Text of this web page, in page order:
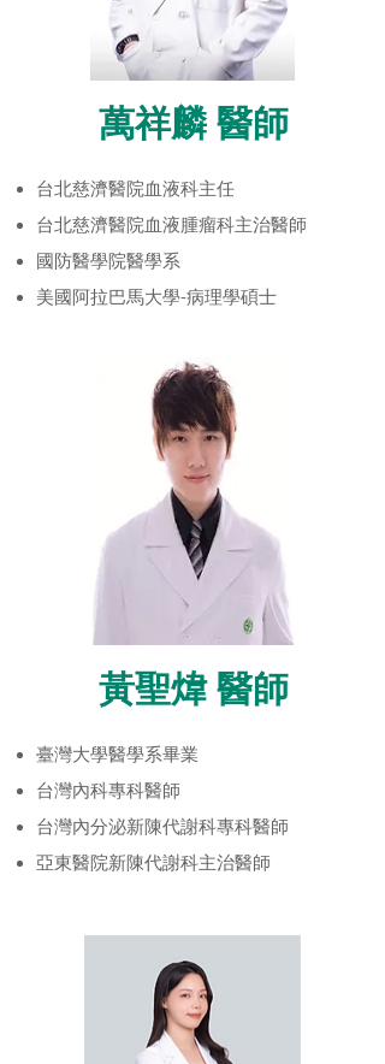
​萬祥麟 醫師
台北慈濟醫院血液科主任
台北慈濟醫院血液腫瘤科主治醫師
國防醫學院醫學系
​美國阿拉巴馬大學-病理學碩士
​黃聖煒 醫師
臺灣大學醫學系畢業
台灣內科專科醫師
台灣內分泌新陳代謝科專科醫師
亞東醫院新陳代謝科主治醫師